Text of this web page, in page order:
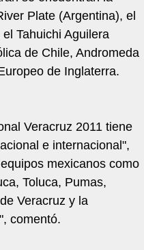
Plate (Argentina), el
Tahuichi Aguilera
de Chile, Andromeda
de Inglaterra.
Veracruz 2011 tiene
e internacional",
mexicanos como
Toluca, Pumas,
Veracruz y la
comentó.